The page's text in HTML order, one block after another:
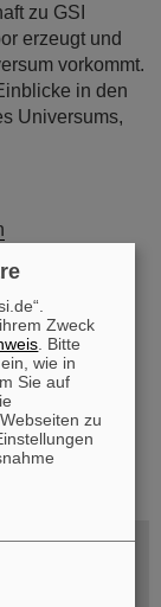
zu GSI
erzeugt und
vorkommt.
in den
Universums,
Zweck
. Bitte
wie in
Sie auf
zu